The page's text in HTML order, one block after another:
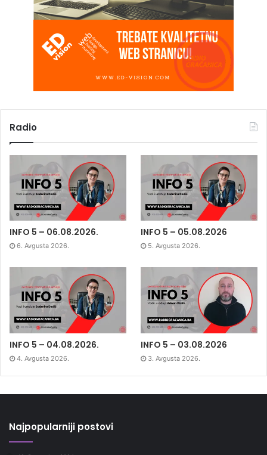
Radio
INFO 5 – 06.08.2026.
6. Avgusta 2026.
INFO 5 – 05.08.2026
5. Avgusta 2026.
INFO 5 – 04.08.2026.
4. Avgusta 2026.
INFO 5 – 03.08.2026
3. Avgusta 2026.
Najpopularniji postovi